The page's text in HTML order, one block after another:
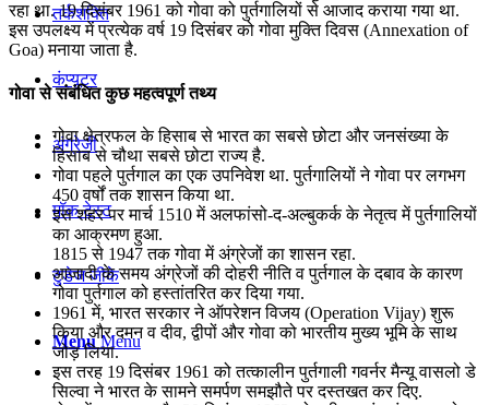
तर्कशक्ति
कंप्यूटर
अंग्रेजी
मॉक टेस्ट
टुडेज जीके
Menu Menu
रहा था. 19 दिसंबर 1961 को गोवा को पुर्तगालियों से आजाद कराया गया था.
इस उपलक्ष्य में प्रत्येक वर्ष 19 दिसंबर को गोवा मुक्ति दिवस (Annexation of
Goa) मनाया जाता है.
गोवा से संबंधित कुछ महत्वपूर्ण तथ्य
गोवा क्षेत्रफल के हिसाब से भारत का सबसे छोटा और जनसंख्या के
हिसाब से चौथा सबसे छोटा राज्य है.
गोवा पहले पुर्तगाल का एक उपनिवेश था. पुर्तगालियों ने गोवा पर लगभग
450 वर्षों तक शासन किया था.
इस शहर पर मार्च 1510 में अलफांसो-द-अल्बुकर्क के नेतृत्व में पुर्तगालियों
का आक्रमण हुआ.
1815 से 1947 तक गोवा में अंग्रेजों का शासन रहा.
आजादी के समय अंग्रेजों की दोहरी नीति व पुर्तगाल के दबाव के कारण
गोवा पुर्तगाल को हस्तांतरित कर दिया गया.
1961 में, भारत सरकार ने ऑपरेशन विजय (Operation Vijay) शुरू
किया और दमन व दीव, द्वीपों और गोवा को भारतीय मुख्य भूमि के साथ
जोड़ लिया.
इस तरह 19 दिसंबर 1961 को तत्कालीन पुर्तगाली गवर्नर मैन्यू वासलो डे
सिल्वा ने भारत के सामने समर्पण समझौते पर दस्तखत कर दिए.